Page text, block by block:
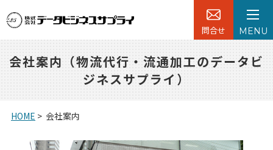
MENU
問合せ
会社案内（物流代行・流通加工のデータビ
ジネスサプライ）
HOME > 会社案内